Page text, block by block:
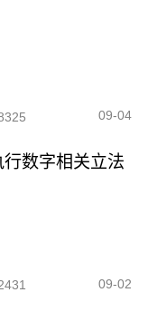
09-04
数字相关立法
09-02